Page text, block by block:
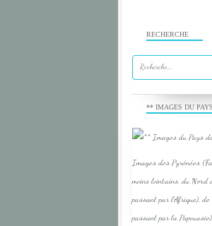
RECHERCHE
** IMAGES DU
Images des Pyrénées
moins lointains, du Nord
passant par l'Afrique),
passant par la